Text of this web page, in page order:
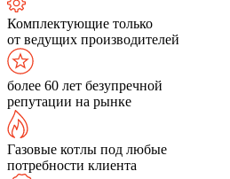
Комплектующие только
от ведущих производителей
более 60 лет безупречной
репутации на рынке
Газовые котлы под любые
потребности клиента